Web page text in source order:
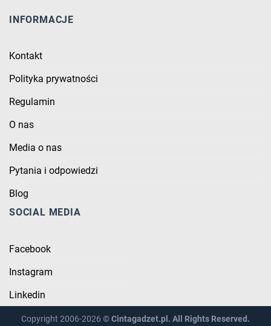
INFORMACJE
Kontakt
Polityka prywatności
Regulamin
O nas
Media o nas
Pytania i odpowiedzi
Blog
SOCIAL MEDIA
Facebook
Instagram
Linkedin
Copyright 2006-2026 ©Cintagadzet.pl. All Rights Reserved.